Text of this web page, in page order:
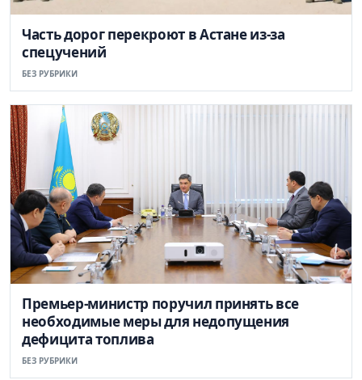
Часть дорог перекроют в Астане из-за
спецучений
БЕЗ РУБРИКИ
Премьер-министр поручил принять все
необходимые меры для недопущения
дефицита топлива
БЕЗ РУБРИКИ